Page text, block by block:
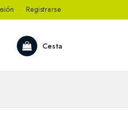
· Registrarse
Cesta